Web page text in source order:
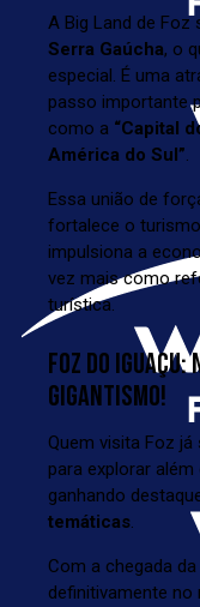
A Big Land de Foz
Serra Gaúcha, o
especial. É uma
passo importante
como a “Capital
América do Sul”.
Essa união de
fortalece o
impulsiona a
vez mais como
turística.
FOZ DO IGUAÇU:
GIGANTISMO!
Quem visita Foz
para explorar
ganhando
temáticas.
Com a chegada
definitivamente no